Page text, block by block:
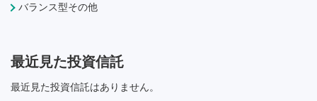
バランス型その他
最近見た投資信託
最近見た投資信託はありません。